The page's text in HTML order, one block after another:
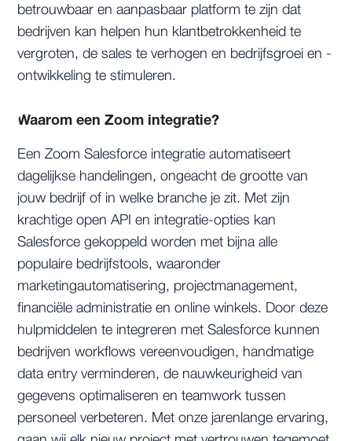
betrouwbaar en aanpasbaar platform te zijn dat
bedrijven kan helpen hun klantbetrokkenheid te
vergroten, de sales te verhogen en bedrijfsgroei en -
ontwikkeling te stimuleren.
Waarom een Zoom integratie?
Een Zoom Salesforce integratie automatiseert
dagelijkse handelingen, ongeacht de grootte van
jouw bedrijf of in welke branche je zit. Met zijn
krachtige open API en integratie-opties kan
Salesforce gekoppeld worden met bijna alle
populaire bedrijfstools, waaronder
marketingautomatisering, projectmanagement,
financiële administratie en online winkels. Door deze
hulpmiddelen te integreren met Salesforce kunnen
bedrijven workflows vereenvoudigen, handmatige
data entry verminderen, de nauwkeurigheid van
gegevens optimaliseren en teamwork tussen
personeel verbeteren. Met onze jarenlange ervaring,